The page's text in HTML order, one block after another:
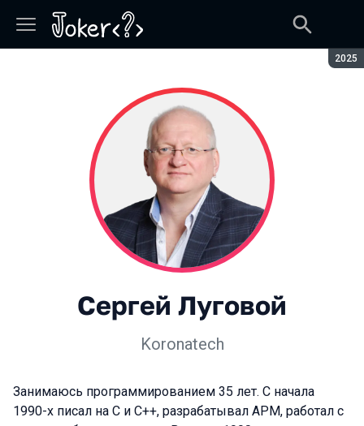
2025
Сергей Луговой
Koronatech
Занимаюсь программированием 35 лет. С начала
1990-х писал на С и С++, разрабатывал АРМ, работал с